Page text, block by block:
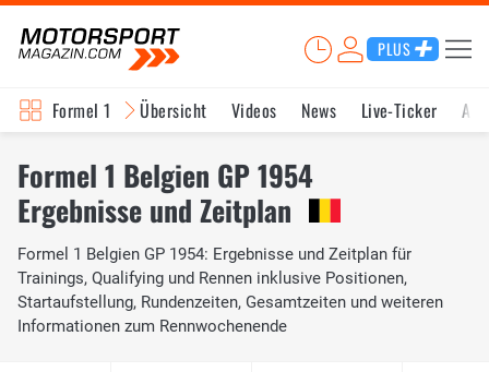
PLUS
Formel 1 Übersicht Videos News Live-Ticker
Formel 1 Belgien GP 1954
Ergebnisse und Zeitplan
Formel 1 Belgien GP 1954: Ergebnisse und Zeitplan für
Trainings, Qualifying und Rennen inklusive Positionen,
Startaufstellung, Rundenzeiten, Gesamtzeiten und weiteren
Informationen zum Rennwochenende